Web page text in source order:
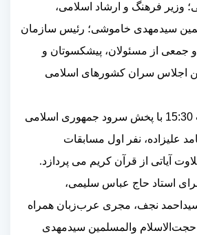
وزیر فرهنگ و ارشاد اسلامی،
سیدمهدی خاموشی؛ رئیس سازمان
جمعی از مسئولان، پیشکسوتان و
اجلاس سران کشورهای اسلامی
این مراسم از ساعت 15:30 با پخش سرود جمهوری اسلامی
علیزاده، نفر اول مسابقات
آیاتی از قرآن کریم می پردازد.
استاد حاج عباس سلیمی،
نجف، مجری عرب‌زبان همراه
حجت‌الاسلام والمسلمین سیدمهدی